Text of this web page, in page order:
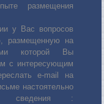
размещения
у Вас вопросов
размещенную на
которой Вы
с интересующим
е-mail на
настоятельно
сведения :